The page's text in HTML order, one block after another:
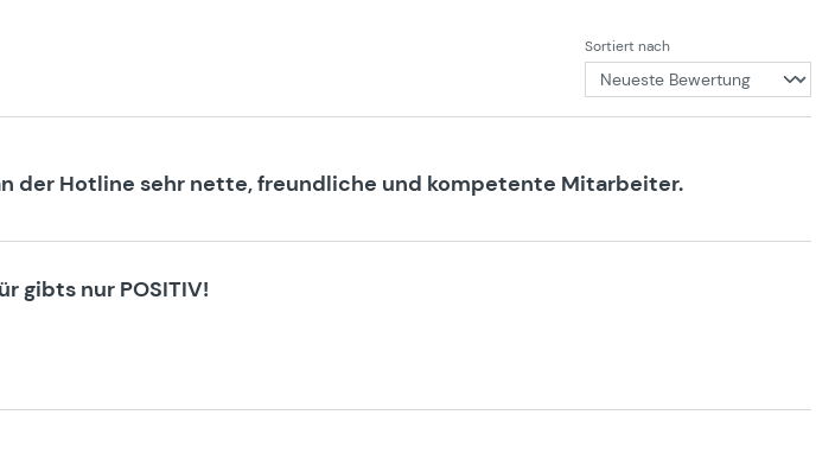
Sortiert nach
der Hotline sehr nette, freundliche und kompetente Mitarbeiter.
gibts nur POSITIV!